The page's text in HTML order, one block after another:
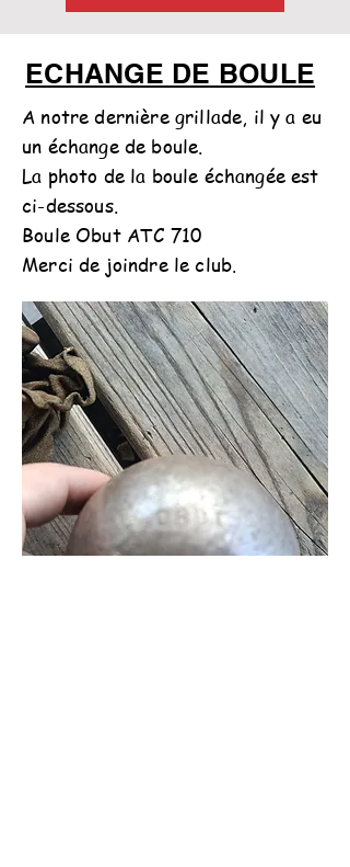
ECHANGE DE BOULE
A notre dernière grillade, il y a eu
un échange de boule.
La photo de la boule échangée est
ci-dessous.
Boule Obut ATC 710
Merci de joindre le club.